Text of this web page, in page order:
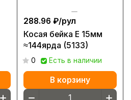
288.96 ₽/рул
Косая бейка Е 15мм
≈144ярда (5133)
0 Есть в наличии
В корзину